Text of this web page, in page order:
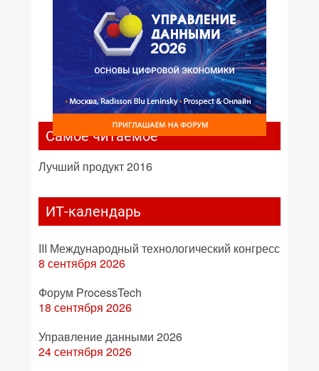
Самое читаемое
Лучший продукт 2016
ИТ-календарь
III Международный технологический конгресс
8 сентября 2026
Форум ProcessTech
18 сентября 2026
Управление данными 2026
24 сентября 2026